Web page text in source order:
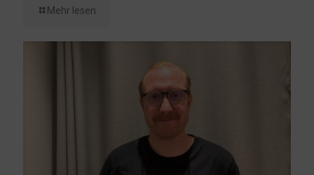
Mehr lesen